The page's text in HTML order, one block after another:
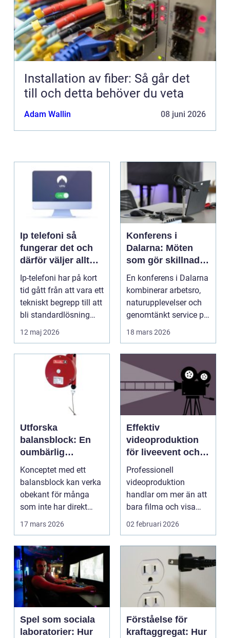
Installation av fiber: Så går det
till och detta behöver du veta
Adam Wallin 08 juni 2026
Ip telefoni så
fungerar det och
därför väljer allt
fler företag att byta
Ip-telefoni har på kort
tid gått från att vara ett
tekniskt begrepp till att
bli standardlösning
för...
12 maj 2026
Konferens i
Dalarna: Möten
som gör skillnad i
hjärtat av sverige
En konferens i Dalarna
kombinerar arbetsro,
naturupplevelser och
genomtänkt service på
et...
18 mars 2026
Utforska
balansblock: En
oumbärlig
komponent i
industrin
Konceptet med ett
balansblock kan verka
obekant för många
som inte har direkt
erfarenhet ...
17 mars 2026
Effektiv
videoproduktion
för liveevent och
företag
Professionell
videoproduktion
handlar om mer än att
bara filma och visa
rörliga bilder. När
02 februari 2026
Spel som sociala
laboratorier: Hur
Förståelse för
kraftaggregat: Hur